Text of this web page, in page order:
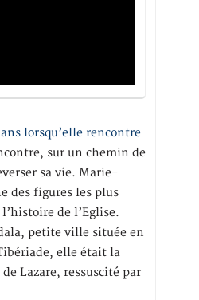
lorsqu’elle rencontre
sur un chemin de
sa vie. Marie-
des figures les plus
de l’Eglise.
petite ville située en
elle était la
Lazare, ressuscité par